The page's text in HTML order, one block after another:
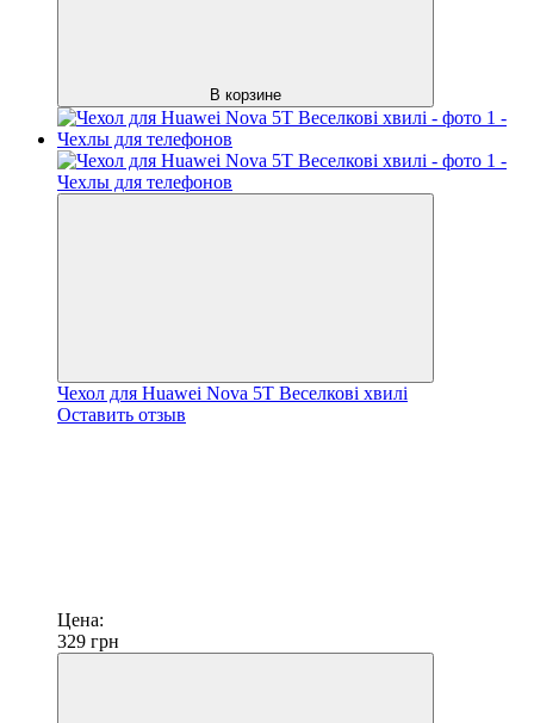
В корзине
Чехол для Huawei Nova 5T Веселкові хвилі
Оставить отзыв
Цена:
329 грн